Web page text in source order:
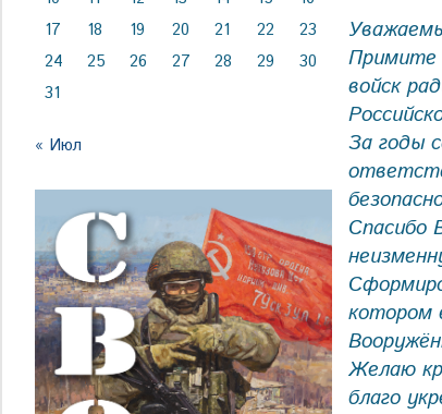
Примите
войск
За годы
Спасибо
котором
Желаю
благо
17
18 19 20 21 22
23
24
25 26 27 28 29
30
31
« Июл